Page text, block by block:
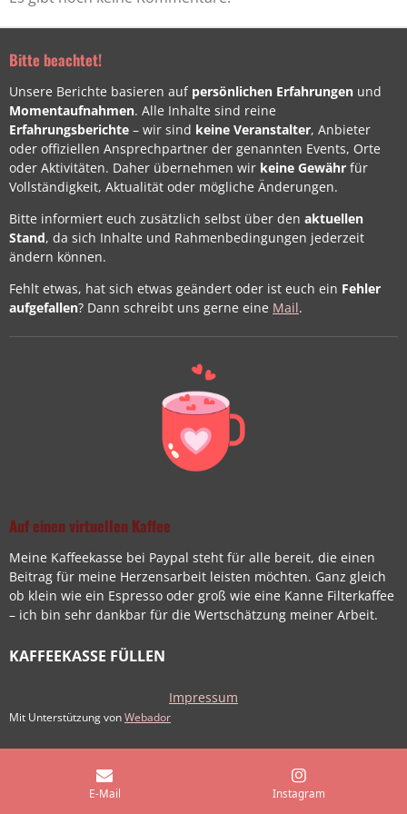
Bitte beachtet!
Unsere Berichte basieren auf persönlichen Erfahrungen und
Momentaufnahmen. Alle Inhalte sind reine
Erfahrungsberichte – wir sind keine Veranstalter, Anbieter
oder offiziellen Ansprechpartner der genannten Events, Orte
oder Aktivitäten. Daher übernehmen wir keine Gewähr für
Vollständigkeit, Aktualität oder mögliche Änderungen.
Bitte informiert euch zusätzlich selbst über den aktuellen
Stand, da sich Inhalte und Rahmenbedingungen jederzeit
ändern können.
Fehlt etwas, hat sich etwas geändert oder ist euch ein Fehler
aufgefallen? Dann schreibt uns gerne eine Mail.
Auf einen virtuellen Kaffee
Meine Kaffeekasse bei Paypal steht für alle bereit, die einen
Beitrag für meine Herzensarbeit leisten möchten. Ganz gleich
ob klein wie ein Espresso oder groß wie eine Kanne Filterkaffee
– ich bin sehr dankbar für die Wertschätzung meiner Arbeit.
KAFFEEKASSE FÜLLEN
Impressum
Mit Unterstützung von Webador
E-Mail Instagram